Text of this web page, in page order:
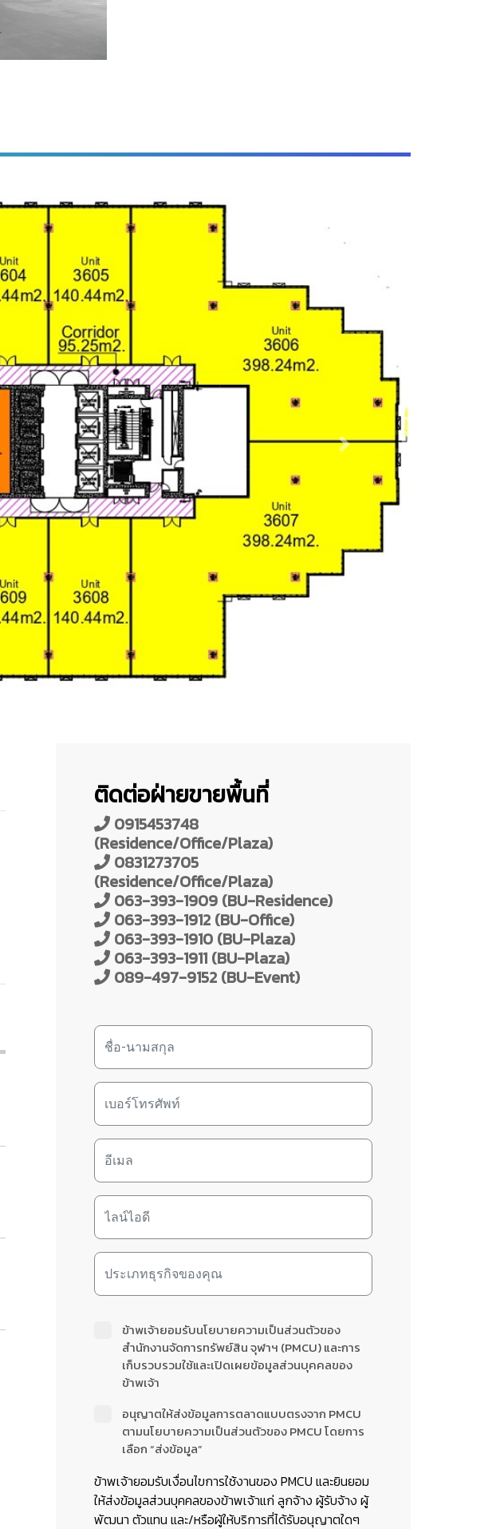
ติดต่อฝ่ายขายพื้นที่
0915453748
(Residence/Office/Plaza)
0831273705
(Residence/Office/Plaza)
063-393-1909 (BU-Residence)
063-393-1912 (BU-Office)
063-393-1910 (BU-Plaza)
063-393-1911 (BU-Plaza)
089-497-9152 (BU-Event)
ข้าพเจ้ายอมรับนโยบายความเป็นส่วนตัวของ
สำนักงานจัดการทรัพย์สิน จุฬาฯ (PMCU) และการ
เก็บรวบรวมใช้และเปิดเผยข้อมูลส่วนบุคคลของ
ข้าพเจ้า
อนุญาตให้ส่งข้อมูลการตลาดแบบตรงจาก PMCU
ตามนโยบายความเป็นส่วนตัวของ PMCU โดยการ
เลือก “ส่งข้อมูล”
ข้าพเจ้ายอมรับเงื่อนไขการใช้งานของ PMCU และยินยอม
ให้ส่งข้อมูลส่วนบุคคลของข้าพเจ้าแก่ ลูกจ้าง ผู้รับจ้าง ผู้
พัฒนา ตัวแทน และ/หรือผู้ให้บริการที่ได้รับอนุญาตใดๆ